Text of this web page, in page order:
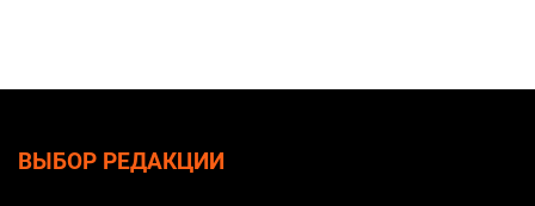
ВЫБОР РЕДАКЦИИ